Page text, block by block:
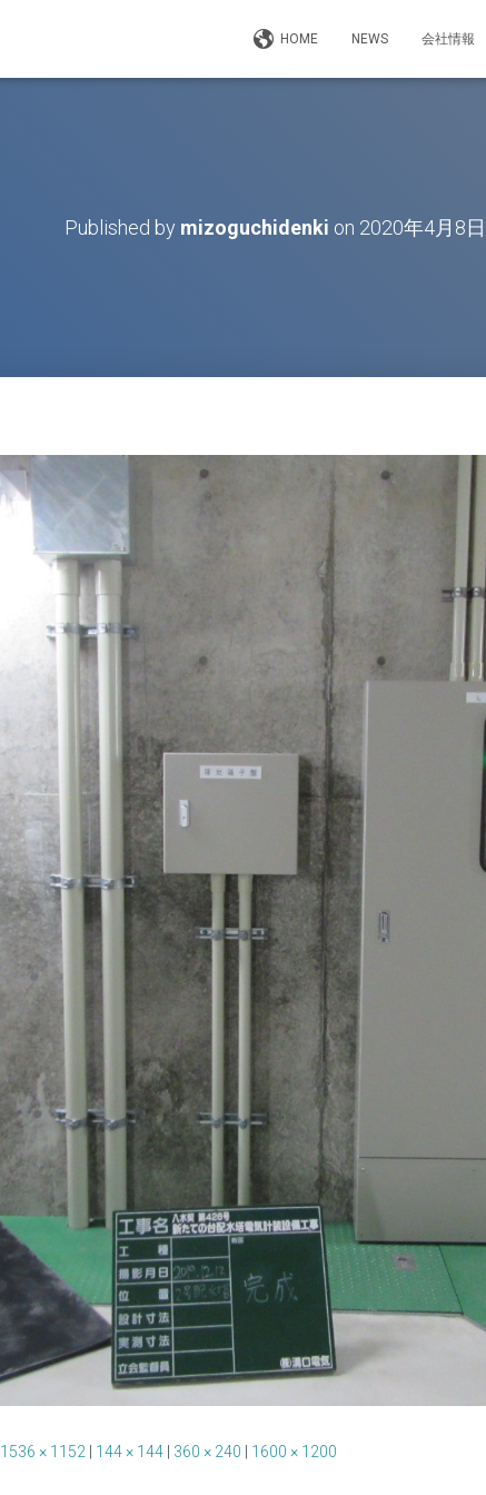
HOME NEWS 会社情報
Published by mizoguchidenki on 2020年4月8日
1536 × 1152 144 × 144 360 × 240 1600 × 1200